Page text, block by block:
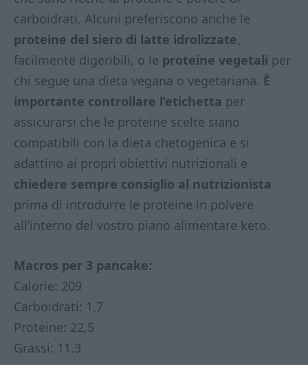
carboidrati. Alcuni preferiscono anche le
proteine del siero di latte idrolizzate,
facilmente digeribili, o le proteine vegetali per
chi segue una dieta vegana o vegetariana. È
importante controllare l’etichetta per
assicurarsi che le proteine scelte siano
compatibili con la dieta chetogenica e si
adattino ai propri obiettivi nutrizionali e
chiedere sempre consiglio al nutrizionista
prima di introdurre le proteine in polvere
all’interno del vostro piano alimentare keto.
Macros per 3 pancake:
Calorie: 209
Carboidrati: 1,7
Proteine: 22,5
Grassi: 11.3